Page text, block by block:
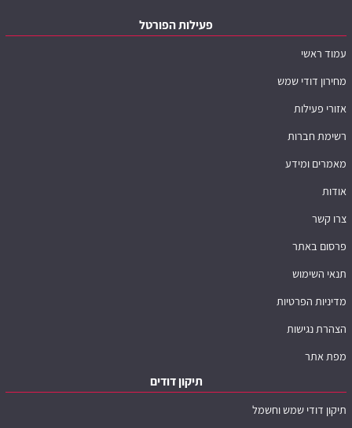
פעילות הפורטל
עמוד ראשי
מחירון דודי שמש
אזורי פעילות
רשימת חברות
מאמרים ומידע
אודות
צרו קשר
פרסום באתר
תנאי השימוש
מדיניות הפרטיות
הצהרת נגישות
מפת אתר
תיקון דודים
תיקון דודי שמש וחשמל